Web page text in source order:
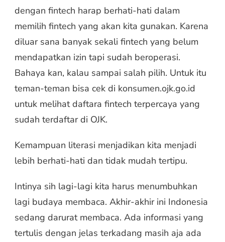
dengan fintech harap berhati-hati dalam
memilih fintech yang akan kita gunakan. Karena
diluar sana banyak sekali fintech yang belum
mendapatkan izin tapi sudah beroperasi.
Bahaya kan, kalau sampai salah pilih. Untuk itu
teman-teman bisa cek di konsumen.ojk.go.id
untuk melihat daftara fintech terpercaya yang
sudah terdaftar di OJK.
Kemampuan literasi menjadikan kita menjadi
lebih berhati-hati dan tidak mudah tertipu.
Intinya sih lagi-lagi kita harus menumbuhkan
lagi budaya membaca. Akhir-akhir ini Indonesia
sedang darurat membaca. Ada informasi yang
tertulis dengan jelas terkadang masih aja ada